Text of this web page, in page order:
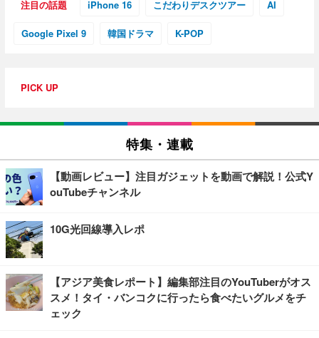
注目の話題 iPhone 16 こだわりデスクツアー AI
Google Pixel 9 韓国ドラマ K-POP
PICK UP
特集・連載
【動画レビュー】注目ガジェットを動画で解説！公式Y
ouTubeチャンネル
10G光回線導入レポ
【アジア美食レポート】編集部注目のYouTuberがオス
スメ！タイ・バンコクに行ったら食べたいグルメをチ
ェック